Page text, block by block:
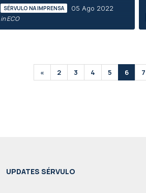
SÉRVULO NA IMPRENSA 05 Ago 2022
in ECO
« 2 3 4 5 6 7
UPDATES SÉRVULO